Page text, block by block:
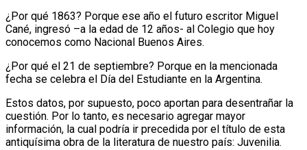
¿Por qué 1863? Porque ese año el futuro escritor Miguel
Cané, ingresó –a la edad de 12 años- al Colegio que hoy
conocemos como Nacional Buenos Aires.
¿Por qué el 21 de septiembre? Porque en la mencionada
fecha se celebra el Día del Estudiante en la Argentina.
Estos datos, por supuesto, poco aportan para desentrañar la
cuestión. Por lo tanto, es necesario agregar mayor
información, la cual podría ir precedida por el título de esta
antiquísima obra de la literatura de nuestro país: Juvenilia.